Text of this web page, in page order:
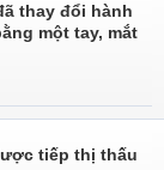
thay đổi hành
một tay, mắt
tiếp thị thấu